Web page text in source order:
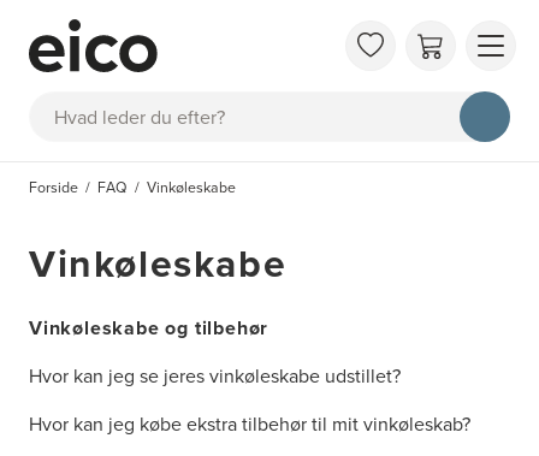
Søg
OM
FAQ
Forside FAQ Vinkøleskabe
Vinkøleskabe
Vinkøleskabe og tilbehør
Hvor kan jeg se jeres vinkøleskabe udstillet?
Hvor kan jeg købe ekstra tilbehør til mit vinkøleskab?